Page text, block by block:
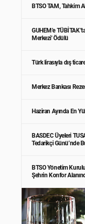
BTSO TAM, Tahkim
GUHEM’e
Merkezi' Ödülü
Türk lirasıyla dış
Merkez Bankası
Haziran Ayında En
BASDEC Üyeleri
Tedarikçi Günü’nde
BTSO Yönetim
Şehrin Konfor